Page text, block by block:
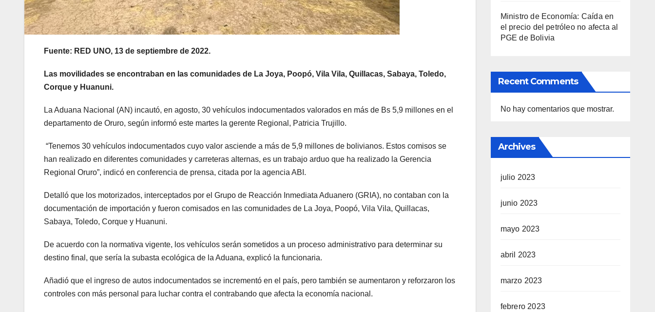
Fuente: RED UNO, 13 de septiembre de 2022.
Las movilidades se encontraban en las comunidades de La Joya, Poopó, Vila Vila, Quillacas, Sabaya, Toledo,
Corque y Huanuni.
La Aduana Nacional (AN) incautó, en agosto, 30 vehículos indocumentados valorados en más de Bs 5,9 millones en el
departamento de Oruro, según informó este martes la gerente Regional, Patricia Trujillo.
“Tenemos 30 vehículos indocumentados cuyo valor asciende a más de 5,9 millones de bolivianos. Estos comisos se
han realizado en diferentes comunidades y carreteras alternas, es un trabajo arduo que ha realizado la Gerencia
Regional Oruro”, indicó en conferencia de prensa, citada por la agencia ABI.
Detalló que los motorizados, interceptados por el Grupo de Reacción Inmediata Aduanero (GRIA), no contaban con la
documentación de importación y fueron comisados en las comunidades de La Joya, Poopó, Vila Vila, Quillacas,
Sabaya, Toledo, Corque y Huanuni.
De acuerdo con la normativa vigente, los vehículos serán sometidos a un proceso administrativo para determinar su
destino final, que sería la subasta ecológica de la Aduana, explicó la funcionaria.
Añadió que el ingreso de autos indocumentados se incrementó en el país, pero también se aumentaron y reforzaron los
controles con más personal para luchar contra el contrabando que afecta la economía nacional.
Ministro de Economía: Caída en
el precio del petróleo no afecta al
PGE de Bolivia
Recent Comments
No hay comentarios que mostrar.
Archives
julio 2023
junio 2023
mayo 2023
abril 2023
marzo 2023
febrero 2023